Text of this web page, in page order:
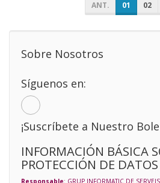
ANT. 01 02
Sobre Nosotros
Síguenos en:
¡Suscríbete a Nuestro
INFORMACIÓN BÁSICA
PROTECCIÓN DE DATOS